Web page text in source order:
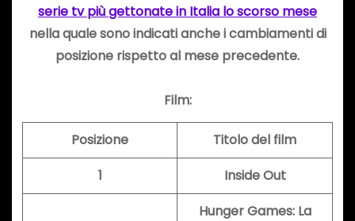
serie tv più gettonate in Italia lo scorso mese
nella quale sono indicati anche i cambiamenti di
posizione rispetto al mese precedente.
Film:
Posizione
Titolo del film
1
Inside Out
Hunger Games: La